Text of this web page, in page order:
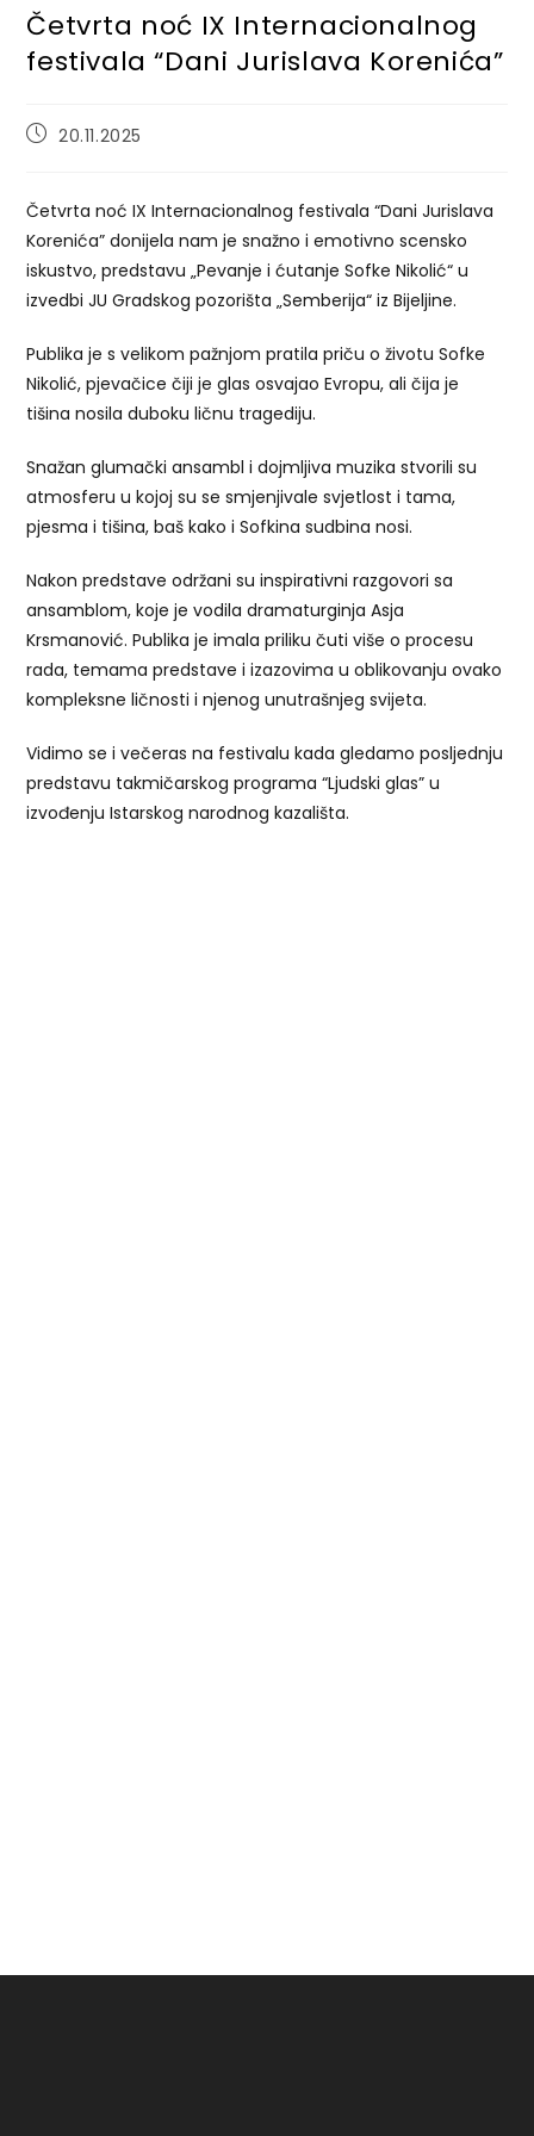
Četvrta noć IX Internacionalnog
festivala “Dani Jurislava Korenića”
Post20.11.2025
Četvrta noć IX Internacionalnog festivala “Dani Jurislava
Korenića” donijela nam je snažno i emotivno scensko
iskustvo, predstavu „Pevanje i ćutanje Sofke Nikolić“ u
izvedbi JU Gradskog pozorišta „Semberija“ iz Bijeljine.
Publika je s velikom pažnjom pratila priču o životu Sofke
Nikolić, pjevačice čiji je glas osvajao Evropu, ali čija je
tišina nosila duboku ličnu tragediju.
Snažan glumački ansambl i dojmljiva muzika stvorili su
atmosferu u kojoj su se smjenjivale svjetlost i tama,
pjesma i tišina, baš kako i Sofkina sudbina nosi.
Nakon predstave održani su inspirativni razgovori sa
ansamblom, koje je vodila dramaturginja Asja
Krsmanović. Publika je imala priliku čuti više o procesu
rada, temama predstave i izazovima u oblikovanju ovako
kompleksne ličnosti i njenog unutrašnjeg svijeta.
Vidimo se i večeras na festivalu kada gledamo posljednju
predstavu takmičarskog programa “Ljudski glas” u
izvođenju Istarskog narodnog kazališta.